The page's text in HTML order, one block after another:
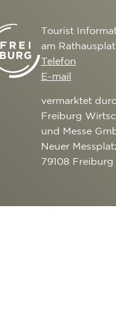
Tourist
am
Telefon
E-mail
vermarktet
Freiburg
und Messe
Neuer
79108 Freiburg